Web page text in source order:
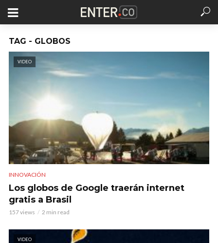
TAG - GLOBOS
VIDEO
INNOVACIÓN
Los globos de Google traerán internet
gratis a Brasil
157 views 2 min read
VIDEO